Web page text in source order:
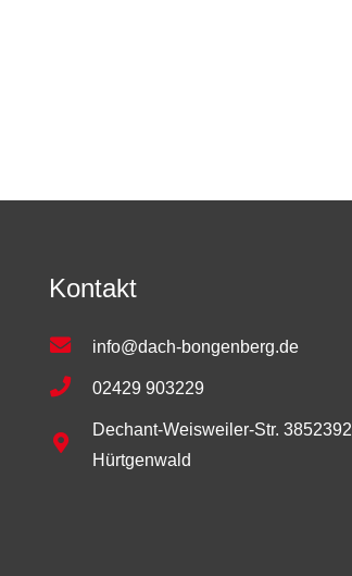
Kontakt
info@dach-bongenberg.de
02429 903229
Dechant-Weisweiler-Str. 3852392
Hürtgenwald